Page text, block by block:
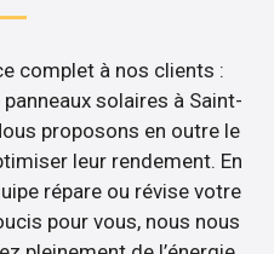
complet à nos clients :
solaires à Saint-
proposons en outre le
leur rendement. En
répare ou révise votre
pour vous, nous nous